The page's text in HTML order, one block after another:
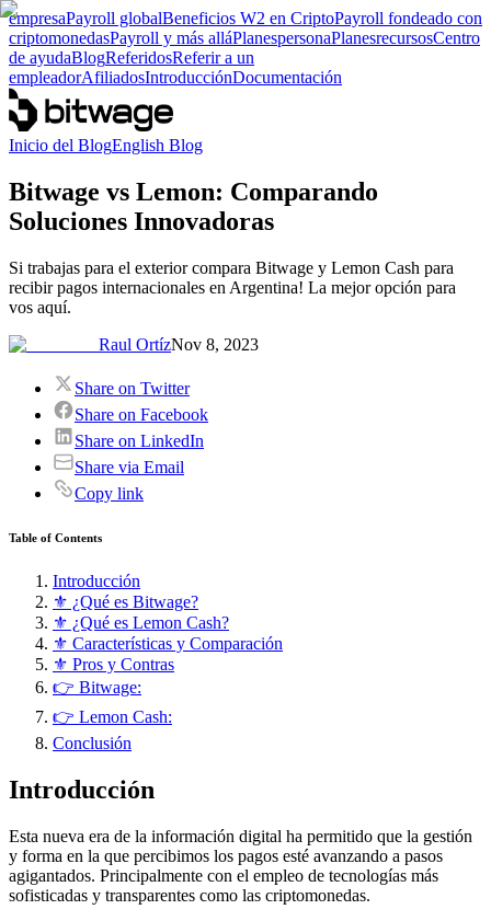
empresaPayroll globalBeneficios W2 en CriptoPayroll fondeado con
criptomonedasPayroll y más alláPlanespersonaPlanesrecursosCentro
de ayudaBlogReferidosReferir a un
empleadorAfiliadosIntroducciónDocumentación
Inicio del BlogEnglish Blog
Bitwage vs Lemon: Comparando
Soluciones Innovadoras
Si trabajas para el exterior compara Bitwage y Lemon Cash para
recibir pagos internacionales en Argentina! La mejor opción para
vos aquí.
Raul OrtízNov 8, 2023
Share on Twitter
Share on Facebook
Share on LinkedIn
Share via Email
Copy link
Table of Contents
Introducción
⚜️ ¿Qué es Bitwage?
⚜️ ¿Qué es Lemon Cash?
⚜️ Características y Comparación
⚜️ Pros y Contras
👉 Bitwage:
👉 Lemon Cash:
Conclusión
Introducción
Esta nueva era de la información digital ha permitido que la gestión
y forma en la que percibimos los pagos esté avanzando a pasos
agigantados. Principalmente con el empleo de tecnologías más
sofisticadas y transparentes como las criptomonedas.